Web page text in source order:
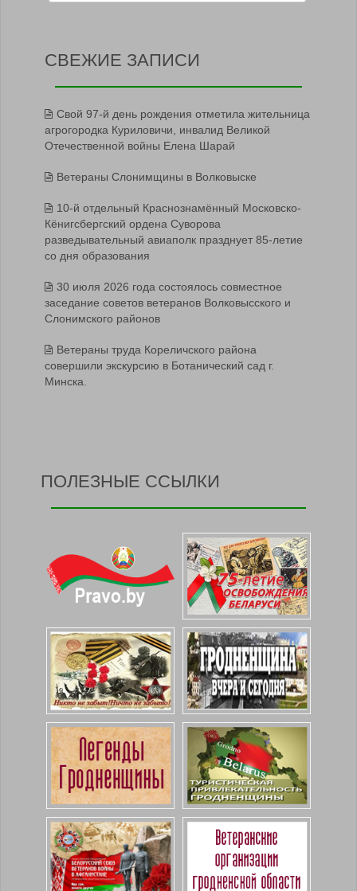
СВЕЖИЕ ЗАПИСИ
Свой 97-й день рождения отметила жительница
агрогородка Куриловичи, инвалид Великой
Отечественной войны Елена Шарай
Ветераны Слонимщины в Волковыске
10-й отдельный Краснознамённый Московско-
Кёнигсбергский ордена Суворова
разведывательный авиаполк празднует 85-летие
со дня образования
30 июля 2026 года состоялось совместное
заседание советов ветеранов Волковысского и
Слонимского районов
Ветераны труда Кореличского района
совершили экскурсию в Ботанический сад г.
Минска.
ПОЛЕЗНЫЕ ССЫЛКИ